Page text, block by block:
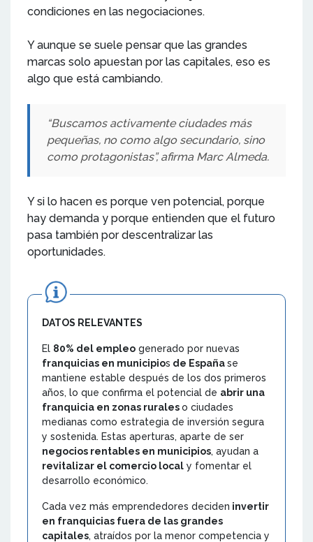
condiciones en las negociaciones.
Y aunque se suele pensar que las grandes
marcas solo apuestan por las capitales, eso es
algo que está cambiando.
“Buscamos activamente ciudades más
pequeñas, no como algo secundario, sino
como protagonistas”, afirma Marc Almeda.
Y si lo hacen es porque ven potencial, porque
hay demanda y porque entienden que el futuro
pasa también por descentralizar las
oportunidades.
DATOS RELEVANTES
El 80% del empleo generado por nuevas
franquicias en municipios de Españase
mantiene estable después de los dos primeros
años, lo que confirma el potencial de abrir una
franquicia en zonas ruraleso ciudades
medianas como estrategia de inversión segura
y sostenida. Estas aperturas, aparte de ser
negocios rentables en municipios, ayudan a
revitalizar el comercio local y fomentar el
desarrollo económico.
Cada vez más emprendedores deciden invertir
en franquicias fuera de las grandes
capitales, atraídos por la menor competencia y